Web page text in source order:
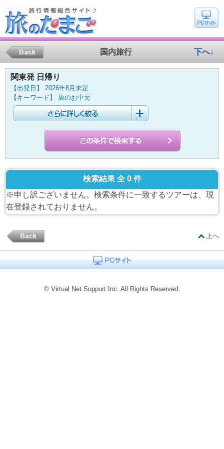
国内旅行 下へ↓
関東発 日帰り
【出発日】 2026年8月未定
【キーワード】 旅のお中元
検索結果 全 0 件
※申し訳ございません。検索条件に一致するツアーは、現
在登録されておりません。
上へ
© Virtual Net Support Inc. All Rights Reserved.